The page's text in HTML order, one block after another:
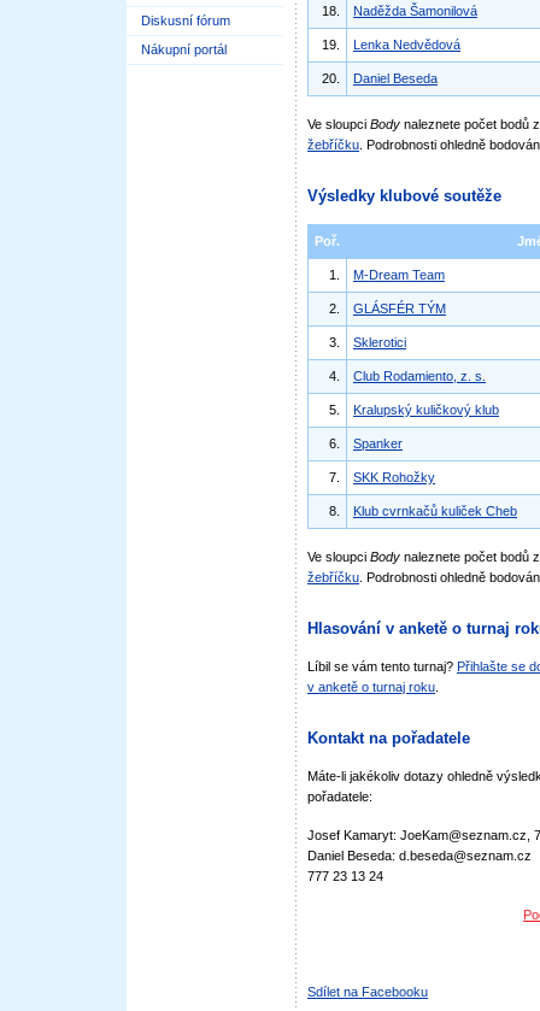
Diskusní fórum
Nákupní portál
18. Naděžda Šamonilová
19. Lenka Nedvědová
20. Daniel Beseda
Ve sloupci Body naleznete počet bodů
žebříčku . Podrobnosti ohledně
Výsledky klubové soutěže
Poř.
1. M-Dream Team
2. GLÁSFÉR TÝM
3. Sklerotici
4. Club Rodamiento, z. s.
5. Kralupský kuličkový klub
6. Spanker
7. SKK Rohožky
8. Klub cvrnkačů kuliček Cheb
Ve sloupci Body naleznete počet bodů
žebříčku . Podrobnosti ohledně
Hlasování v anketě o turnaj
Líbil se vám tento turnaj? Přihlašte se
v anketě o turnaj roku
Kontakt na pořadatele
Máte-li jakékoliv dotazy ohledně
pořadatele:
Josef Kamaryt: JoeKam@seznam.cz,
Daniel Beseda: d.beseda@seznam.cz
777 23 13 24
Sdílet na Facebooku